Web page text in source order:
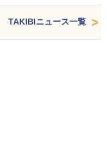
TAKIBIニュース一覧